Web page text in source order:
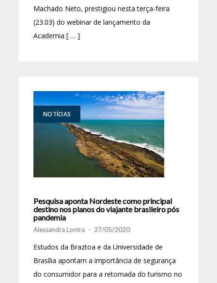
Machado Neto, prestigiou nesta terça-feira
(23.03) do webinar de lançamento da
Academia [ … ]
NOTÍCIAS
Pesquisa aponta Nordeste como principal
destino nos planos do viajante brasileiro pós
pandemia
Alessandra Lontra - 27/05/2020
Estudos da Braztoa e da Universidade de
Brasília apontam a importância de segurança
do consumidor para a retomada do turismo no